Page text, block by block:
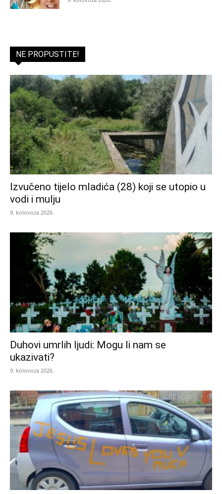
NE PROPUSTITE!
Izvučeno tijelo mladića (28) koji se utopio u
vodi i mulju
9. kolovoza 2026.
Duhovi umrlih ljudi: Mogu li nam se
ukazivati?
9. kolovoza 2026.